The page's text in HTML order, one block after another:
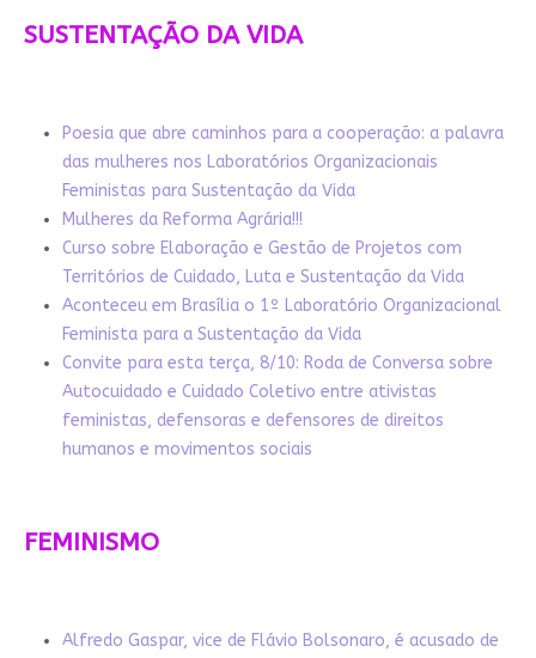
SUSTENTAÇÃO DA VIDA
Poesia que abre caminhos para a cooperação: a palavra
das mulheres nos Laboratórios Organizacionais
Feministas para Sustentação da Vida
Mulheres da Reforma Agrária!!!
Curso sobre Elaboração e Gestão de Projetos com
Territórios de Cuidado, Luta e Sustentação da Vida
Aconteceu em Brasília o 1º Laboratório Organizacional
Feminista para a Sustentação da Vida
Convite para esta terça, 8/10: Roda de Conversa sobre
Autocuidado e Cuidado Coletivo entre ativistas
feministas, defensoras e defensores de direitos
humanos e movimentos sociais
FEMINISMO
Alfredo Gaspar, vice de Flávio Bolsonaro, é acusado de